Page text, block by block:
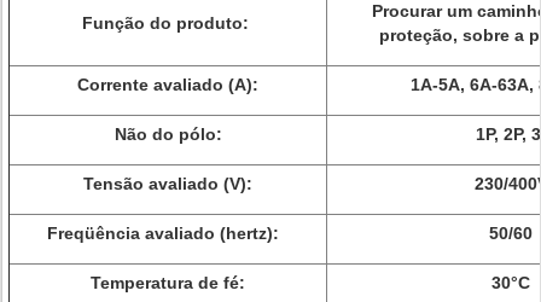
Função do produto:
Procurar um
proteção, sobre a
Corrente avaliado (A): 1A-5A, 6A-63A,
Não do pólo: 1P, 2P,
Tensão avaliado (V): 230/
Freqüência avaliado (hertz): 50/60
Temperatura de fé: 30°C